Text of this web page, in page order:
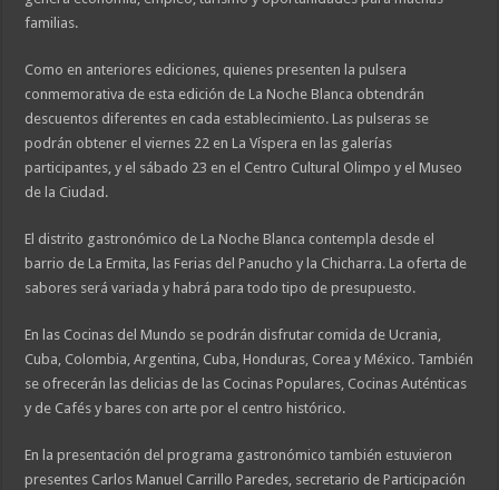
familias.
Como en anteriores ediciones, quienes presenten la pulsera
conmemorativa de esta edición de La Noche Blanca obtendrán
descuentos diferentes en cada establecimiento. Las pulseras se
podrán obtener el viernes 22 en La Víspera en las galerías
participantes, y el sábado 23 en el Centro Cultural Olimpo y el Museo
de la Ciudad.
El distrito gastronómico de La Noche Blanca contempla desde el
barrio de La Ermita, las Ferias del Panucho y la Chicharra. La oferta de
sabores será variada y habrá para todo tipo de presupuesto.
En las Cocinas del Mundo se podrán disfrutar comida de Ucrania,
Cuba, Colombia, Argentina, Cuba, Honduras, Corea y México. También
se ofrecerán las delicias de las Cocinas Populares, Cocinas Auténticas
y de Cafés y bares con arte por el centro histórico.
En la presentación del programa gastronómico también estuvieron
presentes Carlos Manuel Carrillo Paredes, secretario de Participación